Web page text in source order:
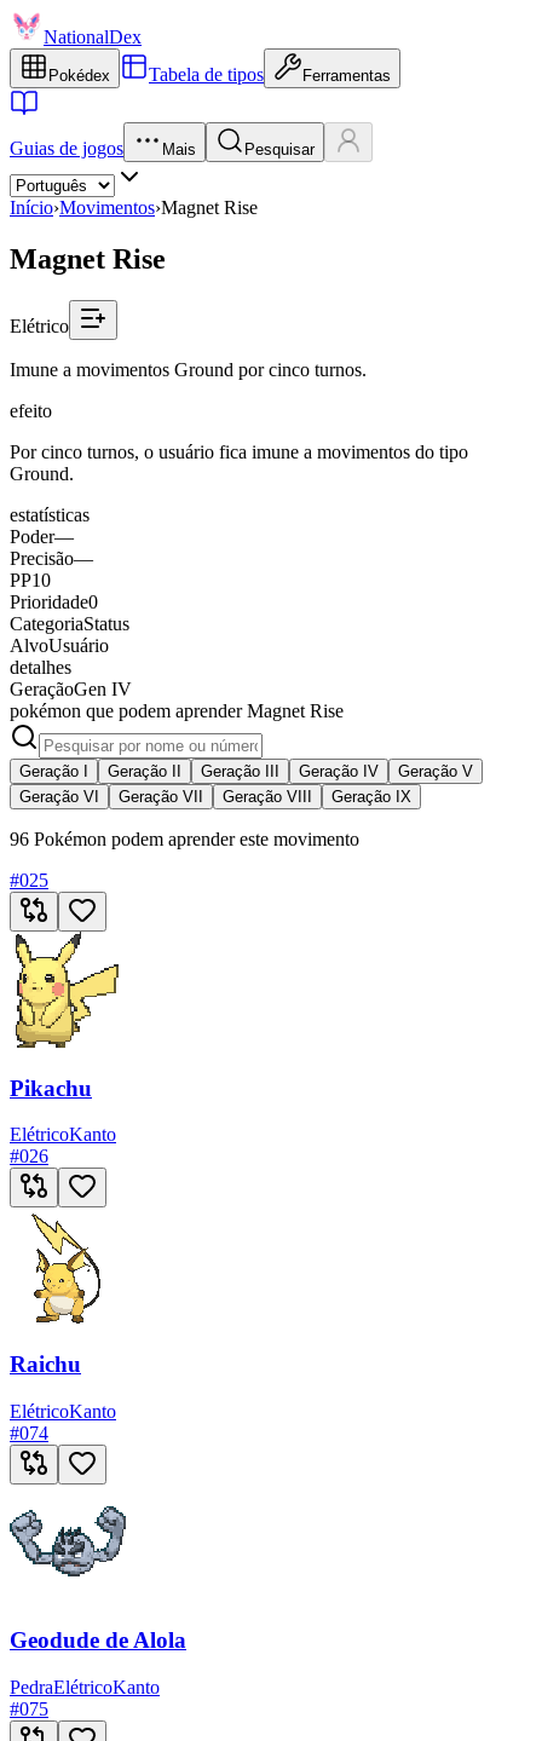
NationalDex
Pokédex Tabela de tipos Ferramentas
Guias de jogos Mais Pesquisar
Início›Movimentos›Magnet Rise
Magnet Rise
Elétrico
Imune a movimentos Ground por cinco turnos.
efeito
Por cinco turnos, o usuário fica imune a movimentos do tipo
Ground.
estatísticas
Poder—
Precisão—
PP10
Prioridade0
CategoriaStatus
AlvoUsuário
detalhes
GeraçãoGen IV
pokémon que podem aprender Magnet Rise
Geração I Geração II Geração III Geração IV
Geração V
Geração VI
Geração VII Geração VIII Geração IX
96 Pokémon podem aprender este movimento
#025
Pikachu
ElétricoKanto
#026
Raichu
ElétricoKanto
#074
Geodude de Alola
PedraElétricoKanto
#075